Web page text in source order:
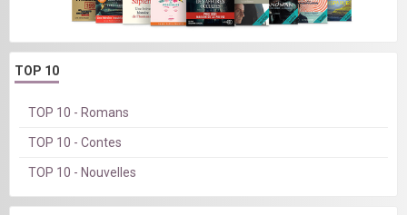
TOP 10
TOP 10 - Romans
TOP 10 - Contes
TOP 10 - Nouvelles